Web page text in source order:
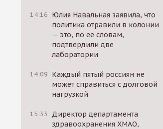
14:16 Юлия Навальная заявила, что
политика отравили в колонии
— это, по ее словам,
подтвердили две
лаборатории
14:09 Каждый пятый россиян не
может справиться с долговой
нагрузкой
15:33
Директор департамента
здравоохранения ХМАО,